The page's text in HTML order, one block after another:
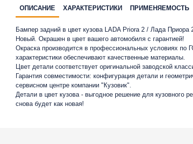
ОПИСАНИЕ ХАРАКТЕРИСТИКИ ПРИМЕНЯЕМОСТЬ
Бампер задний в цвет кузова LADA Priora 2 / Лада
Новый. Окрашен в цвет вашего автомобиля с гарантией!
Окраска производится в профессиональных условиях по
характеристики обеспечивают качественные материалы.
Цвет детали соответствует оригинальной заводской
Гарантия совместимости: конфигурация детали и
сервисном центре компании "Кузовик".
Детали в цвет кузова - выгодное решение для кузовного
снова будет как новая!